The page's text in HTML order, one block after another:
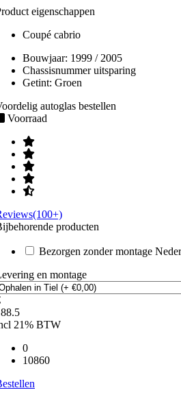
eigenschappen
Coupé cabrio
Bouwjaar: 1999 / 2005
Chassisnummer uitsparing
Getint: Groen
autoglas bestellen
Voorraad
producten
Bezorgen zonder montage
en montage
21% BTW
0
10860